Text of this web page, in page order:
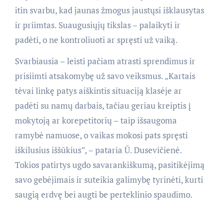
itin svarbu, kad jaunas žmogus jaustųsi išklausytas
ir priimtas. Suaugusiųjų tikslas – palaikyti ir
padėti, o ne kontroliuoti ar spręsti už vaiką.
Svarbiausia – leisti pačiam atrasti sprendimus ir
prisiimti atsakomybę už savo veiksmus. „Kartais
tėvai linkę patys aiškintis situaciją klasėje ar
padėti su namų darbais, tačiau geriau kreiptis į
mokytoją ar korepetitorių – taip išsaugoma
ramybė namuose, o vaikas mokosi pats spręsti
iškilusius iššūkius”, – pataria Ū. Dusevičienė.
Tokios patirtys ugdo savarankiškumą, pasitikėjimą
savo gebėjimais ir suteikia galimybę tyrinėti, kurti
saugią erdvę bei augti be perteklinio spaudimo.